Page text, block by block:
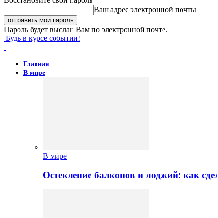
Ваш адрес электронной почты
Пароль будет выслан Вам по электронной почте.
Будь в курсе событий!
Главная
В мире
В мире
Остекление балконов и лоджий: как